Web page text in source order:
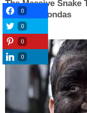
0
0
0
0